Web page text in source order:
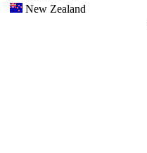
New Zealand